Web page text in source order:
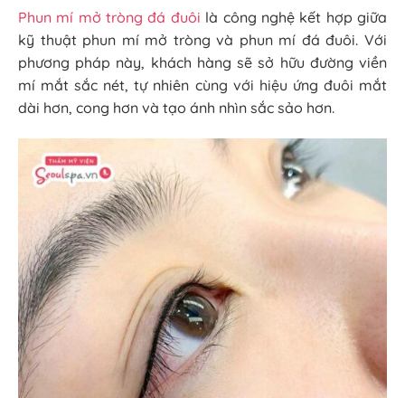
Phun mí mở tròng đá đuôi là công nghệ kết hợp giữa
kỹ thuật phun mí mở tròng và phun mí đá đuôi. Với
phương pháp này, khách hàng sẽ sở hữu đường viền
mí mắt sắc nét, tự nhiên cùng với hiệu ứng đuôi mắt
dài hơn, cong hơn và tạo ánh nhìn sắc sảo hơn.